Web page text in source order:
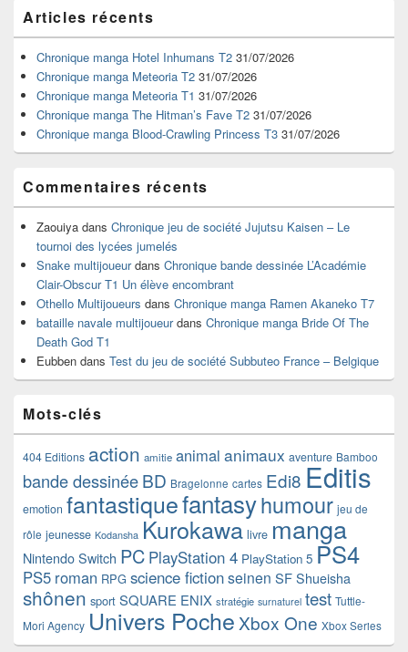
articles
principale
de
widget
pour
barre
latérale
Articles récents
Chronique manga Hotel Inhumans T2 31/07/2026
Chronique manga Meteoria T2 31/07/2026
Chronique manga Meteoria T1 31/07/2026
Chronique manga The Hitman’s Fave T2 31/07/2026
Chronique manga Blood-Crawling Princess T3 31/07/2026
Commentaires récents
Zaouiya dans Chronique jeu de société Jujutsu Kaisen – Le
tournoi des lycées jumelés
Snake multijoueurdans Chronique bande dessinée L’Académie
Clair-Obscur T1 Un élève encombrant
Othello Multijoueurs dans Chronique manga Ramen Akaneko T7
bataille navale multijoueurdans Chronique manga Bride Of The
Death God T1
Eubben dans Test du jeu de société Subbuteo France – Belgique
Mots-clés
404 Editions action amitie animal animaux aventure Bamboo
bande dessinéeBD Bragelonne cartes Edi8 Editis
emotion fantastiquefantasyhumour jeu de
rôle jeunesse Kodansha Kurokawa livre manga
Nintendo Switch PC PlayStation 4 PlayStation 5 PS4
PS5 roman RPG science fictionseinen SF Shueisha
shônen sport SQUARE ENIX stratégie surnaturel test Tuttle-
Mori Agency Univers PocheXbox One Xbox Series